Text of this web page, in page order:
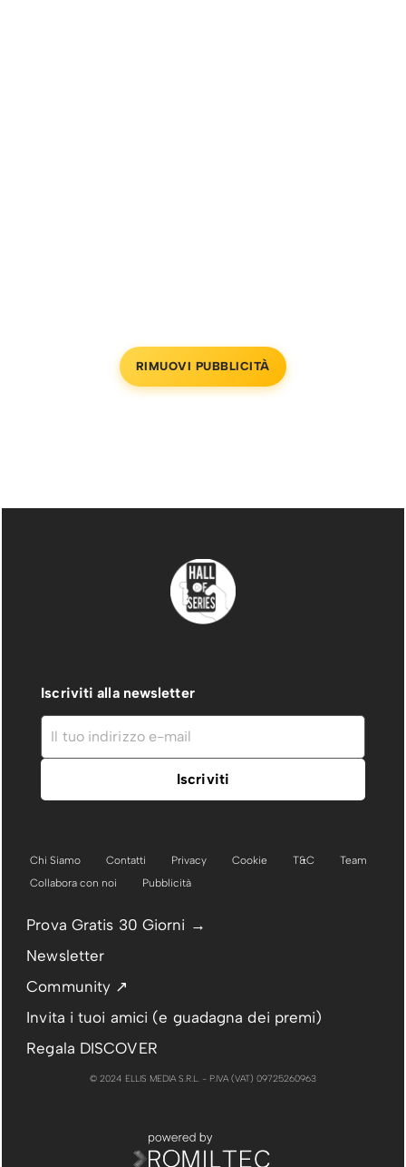
RIMUOVI PUBBLICITÀ
Iscriviti alla newsletter
Chi Siamo Contatti Privacy Cookie T&C
Team
Collabora con noi
Pubblicità
Prova Gratis 30 Giorni →
Newsletter
Community ↗
Invita i tuoi amici (e guadagna dei premi)
Regala DISCOVER
© 2024 ELLIS MEDIA S.R.L. - P.IVA (VAT) 09725260963